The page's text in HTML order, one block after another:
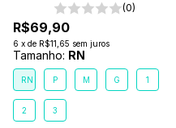
(0)
R$69,90
6 x de R$11,65 sem juros
Tamanho: RN
RN P M G 1
2 3